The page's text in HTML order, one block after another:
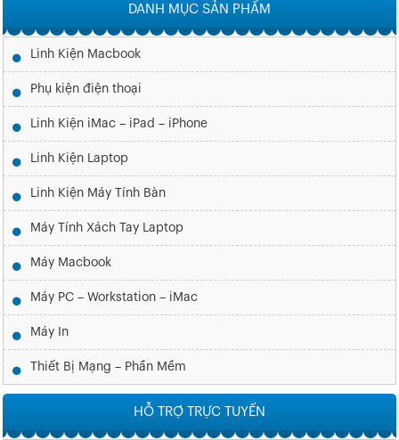
DANH MỤC SẢN PHẨM
Linh Kiện Macbook
Phụ kiện điện thoại
Linh Kiện iMac – iPad – iPhone
Linh Kiện Laptop
Linh Kiện Máy Tính Bàn
Máy Tính Xách Tay Laptop
Máy Macbook
Máy PC – Workstation – iMac
Máy In
Thiết Bị Mạng – Phần Mềm
HỖ TRỢ TRỰC TUYẾN